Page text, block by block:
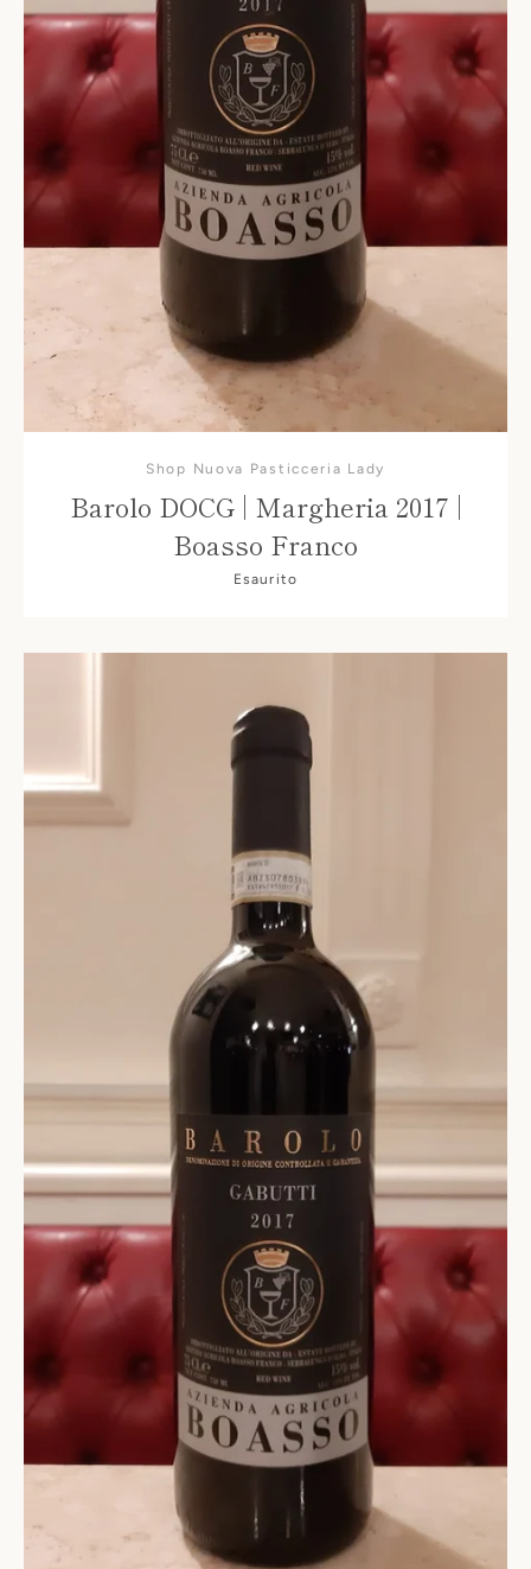
Shop Nuova Pasticceria Lady
Barolo DOCG | Margheria 2017 |
Boasso Franco
Esaurito